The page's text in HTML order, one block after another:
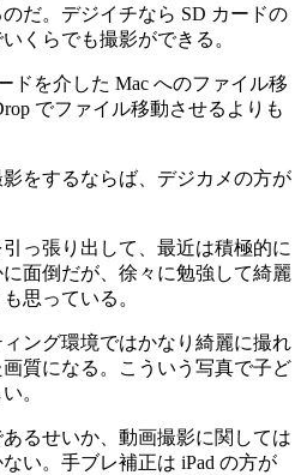
だ。デジイチなら SD カードの
くらでも撮影ができる。
ドを介した Mac へのファイル移
でファイル移動させるよりも
をするならば、デジカメの方が
っ張り出して、最近は積極的に
面倒だが、徐々に勉強して綺麗
思っている。
ング環境ではかなり綺麗に撮れ
質になる。こういう写真で子ど
。
るせいか、動画撮影に関しては
い。手ブレ補正は iPad の方が